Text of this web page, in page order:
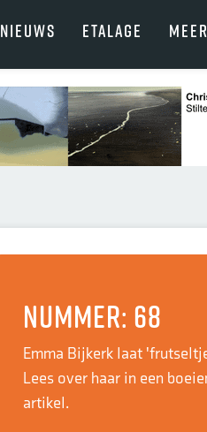
NIEUWS ETALAGE MEER
Nummer: 68
Emma Bijkerk laat
Lees over haar in een
artikel.